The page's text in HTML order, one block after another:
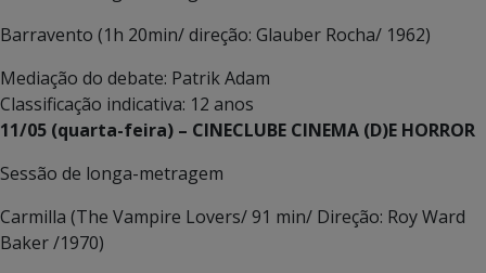
Barravento (1h 20min/ direção: Glauber Rocha/ 1962)
Mediação do debate: Patrik Adam
Classificação indicativa: 12 anos
11/05 (quarta-feira) – CINECLUBE CINEMA (D)E HORROR
Sessão de longa-metragem
Carmilla (The Vampire Lovers/ 91 min/ Direção: Roy Ward
Baker /1970)